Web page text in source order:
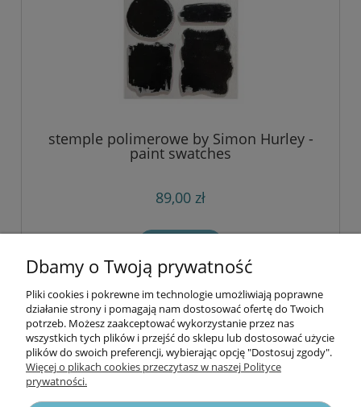
stemple polimerowe by Simon Hurley -
paint swatches
89,00 zł
Informacje
Opłaty i koszty dostawy
Dbamy o Twoją prywatność
Pliki cookies i pokrewne im technologie umożliwiają poprawne
działanie strony i pomagają nam dostosować ofertę do Twoich
potrzeb. Możesz zaakceptować wykorzystanie przez nas
wszystkich tych plików i przejść do sklepu lub dostosować użycie
plików do swoich preferencji, wybierając opcję "Dostosuj zgody".
Więcej o plikach cookies przeczytasz w naszej Polityce
prywatności.